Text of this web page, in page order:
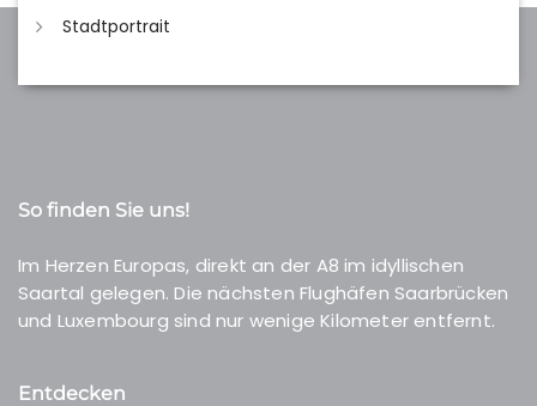
Stadtportrait
So finden Sie uns!
Im Herzen Europas, direkt an der A8 im idyllischen
Saartal gelegen. Die nächsten Flughäfen Saarbrücken
und Luxembourg sind nur wenige Kilometer entfernt.
Entdecken